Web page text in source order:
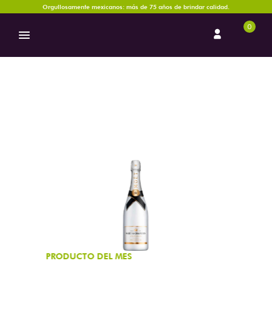
Orgullosamente mexicanos: más de 75 años de brindar calidad.
0
PRODUCTO DEL MES